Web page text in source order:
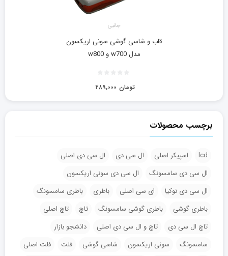
جانبی
قاب و شاسی گوشی سونی اریکسون
مدل w700 و w800
۲۸۹,۰۰۰ تومان
برچسب محصولات
lcd اسپیکر اصلی ال سی دی
ال سی دی اصلی
ال سی دی سامسونگ
ال سی دی سونی اریکسون
ال سی دی نوکیا
ای سی اصلی باطری
باطری سامسونگ
باطری گوشی
باطری گوشی سامسونگ تاچ
تاچ اصلی
تاچ ال سی دی
تاچ و ال سی دی اصلی
دانشجو بازار
سامسونگ
سونی اریکسون شاسی گوشی فلت
فلت اصلی